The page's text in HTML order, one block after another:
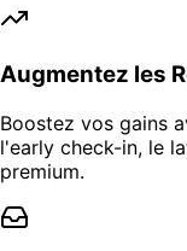
Augmentez les
Boostez vos gains
l'early check-in, le
premium.